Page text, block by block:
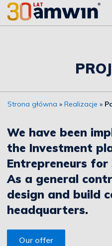
Strona główna » Realizacje »
We have been
the Investment
Entrepreneurs for
As a general
design and build
headquarters.
Our offer